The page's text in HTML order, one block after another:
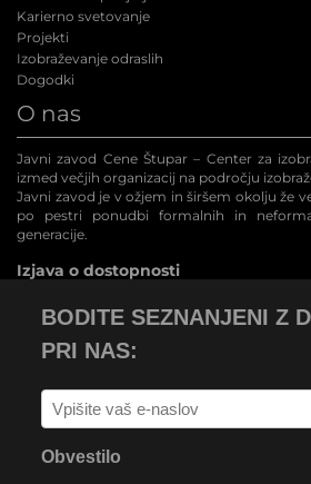
Karierno svetovanje
Projekti
Izobraževanje odraslih
Dogodki
O nas
Javni zavod Cene Štupar – Center za
izmed večjih organizacij na področju
Javni zavod je v ožjem in širšem okolju že
po pestri ponudbi formalnih in
generacije.
Izjava o dostopnosti
BODITE SEZNANJENI Z
PRI NAS:
Obvestilo